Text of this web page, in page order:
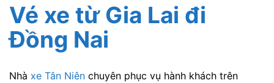
Vé xe từ Gia Lai đi
Đồng Nai
Nhà xe Tân Niên chuyê​n phụ​c vụ​ hành​ khác​h trên